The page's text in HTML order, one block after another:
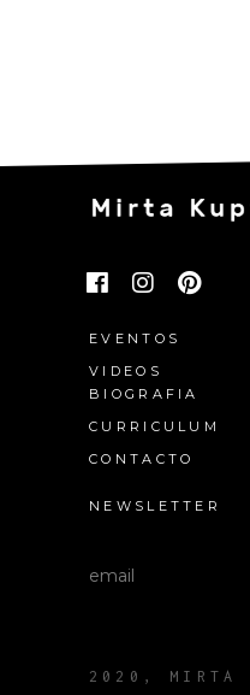
EVENTOS
VIDEOS
BIOGRAFIA
CURRICULUM
CONTACTO
tarafbetgiris.info
NEWSLETTER
2020, MIRTA